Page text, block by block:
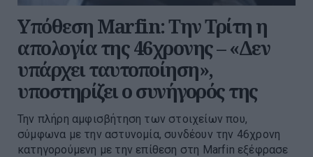
Υπόθεση Marfin: Την Τρίτη η
απολογία της 46χρονης – «Δεν
υπάρχει ταυτοποίηση»,
υποστηρίζει ο συνήγορός της
Την πλήρη αμφισβήτηση των στοιχείων που,
σύμφωνα με την αστυνομία, συνδέουν την 46χρονη
κατηγορούμενη με την επίθεση στη Marfin εξέφρασε